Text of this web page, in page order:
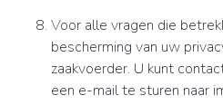
Voor alle vragen die
bescherming van uw
zaakvoerder. U kunt
een e-mail te sturen naar